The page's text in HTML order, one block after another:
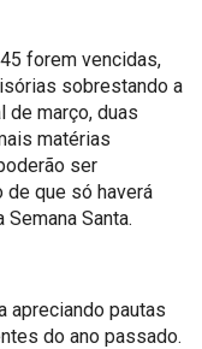
forem vencidas,
sobrestando a
de março, duas
matérias
ser
de que só haverá
Santa.
apreciando pautas
do ano passado.